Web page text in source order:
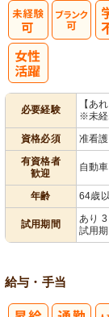
必要経験
【あ
※未経
資格必須
准看
有資格者
歓迎
自動
年齢 64歳
試用期間
あり 3
試用
給与・手当